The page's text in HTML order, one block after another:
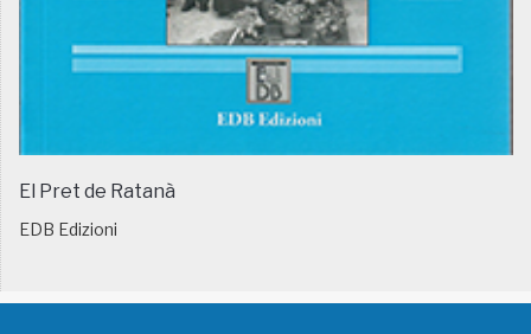
El Pret de Ratanà
EDB Edizioni